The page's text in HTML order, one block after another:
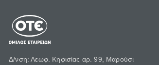
Δ/νση: Λεωφ. Κηφισίας αρ. 99, Μαρούσι